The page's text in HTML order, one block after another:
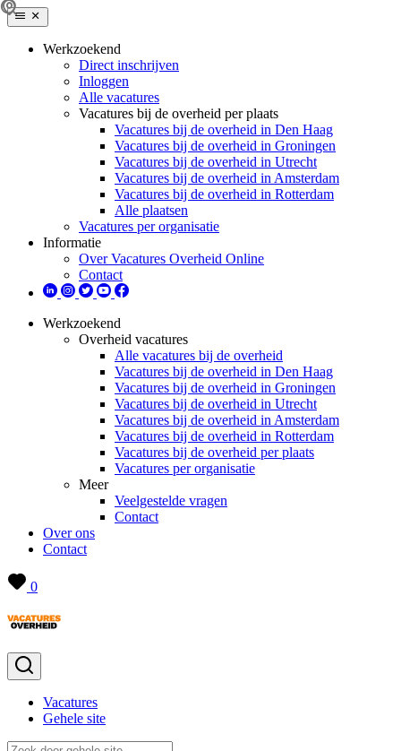
Werkzoekend
Direct inschrijven
Inloggen
Alle vacatures
Vacatures bij de overheid per plaats
Vacatures bij de overheid in Den Haag
Vacatures bij de overheid in Groningen
Vacatures bij de overheid in Utrecht
Vacatures bij de overheid in Amsterdam
Vacatures bij de overheid in Rotterdam
Alle plaatsen
Vacatures per organisatie
Informatie
Over Vacatures Overheid Online
Contact
Werkzoekend
Overheid vacatures
Alle vacatures bij de overheid
Vacatures bij de overheid in Den Haag
Vacatures bij de overheid in Groningen
Vacatures bij de overheid in Utrecht
Vacatures bij de overheid in Amsterdam
Vacatures bij de overheid in Rotterdam
Vacatures bij de overheid per plaats
Vacatures per organisatie
Meer
Veelgestelde vragen
Contact
Over ons
Contact
0
Vacatures
Gehele site